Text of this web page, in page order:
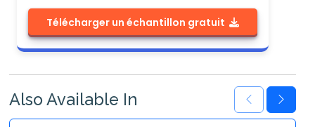
Télécharger un échantillon gratuit
Also Available In